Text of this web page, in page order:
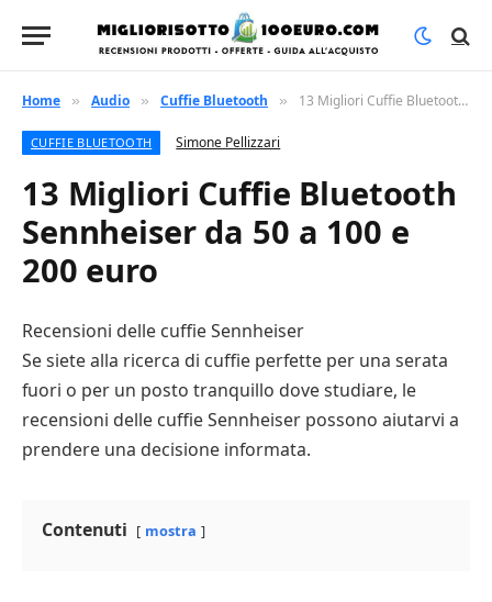
Home » Audio » Cuffie Bluetooth » 13 Migliori Cuffie Bluetooth Sennheiser da 50 a 100 e 200 euro
CUFFIE BLUETOOTH Simone Pellizzari
13 Migliori Cuffie Bluetooth
Sennheiser da 50 a 100 e
200 euro
Recensioni delle cuffie Sennheiser
Se siete alla ricerca di cuffie perfette per una serata
fuori o per un posto tranquillo dove studiare, le
recensioni delle cuffie Sennheiser possono aiutarvi a
prendere una decisione informata.
Contenuti mostra